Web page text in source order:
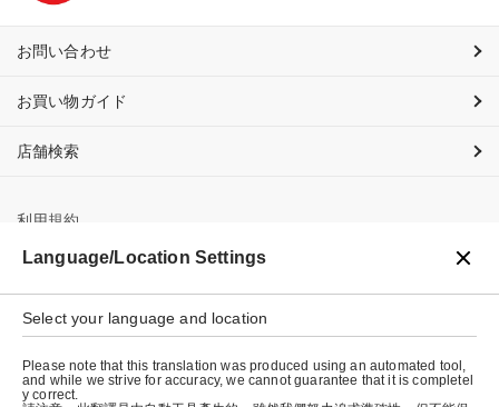
お問い合わせ
お買い物ガイド
店舗検索
利用規約
プライバシーポリシー
特定商取引法に基づく表示
会社概要
Language/Location Settings
Select your language and location
Please note that this translation was produced using an automated tool,
and while we strive for accuracy, we cannot guarantee that it is completel
y correct.